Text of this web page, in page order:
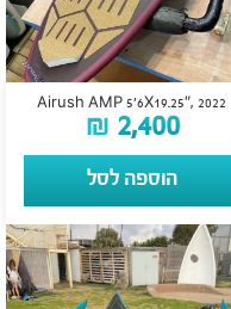
Airush AMP 5’6X19.25″, 2022
₪ 2,400
הוספה לסל